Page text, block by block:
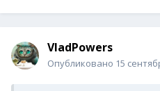
VladPowers
Опубликовано 15